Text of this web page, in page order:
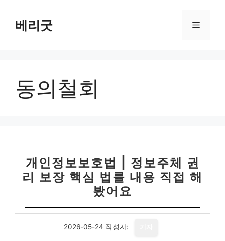
베리굿 메
동의철회
개인정보보호법 | 정보주체 권
리 보장 핵심 법률 내용 직접 해
봤어요
2026-05-24 작성자: